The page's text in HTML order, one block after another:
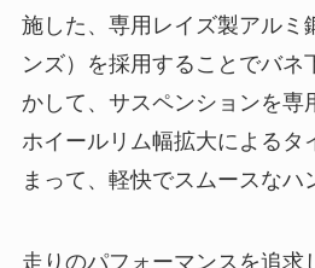
施した、専用レイズ製アルミ
ンズ）を採用することでバネ
かして、サスペンションを専
ホイールリム幅拡大によるタ
まって、軽快でスムースなハ
走りのパフォーマンスを追求